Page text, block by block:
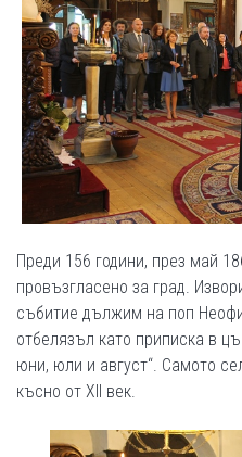
Преди 156 години, през май
провъзгласено за град.
събитие дължим на поп
отбелязъл като приписка в
юни, юли и август“. Самото
късно от ХІІ век.